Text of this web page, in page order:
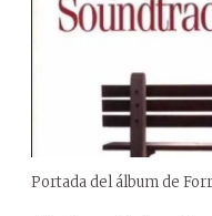
Portada del álbum de